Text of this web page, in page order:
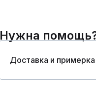
Нужна
Доставка и примерка